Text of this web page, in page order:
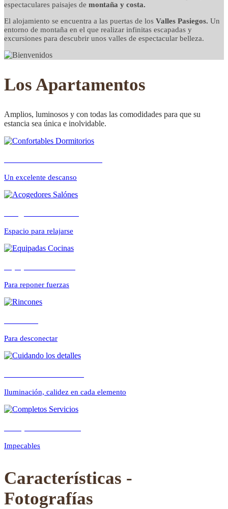
CONFORTABLE
ambientes cálidos y
relajados
Previous Next
espectaculares paisajes de montaña y costa.
El alojamiento se encuentra a las puertas de los Valles Pasiegos. Un
entorno de montaña en el que realizar infinitas escapadas y
excursiones para descubrir unos valles de espectacular belleza.
Los Apartamentos
Amplios, luminosos y con todas las comodidades para que su
estancia sea única e inolvidable.
Un excelente descanso
Espacio para relajarse
Para reponer fuerzas
Para desconectar
Iluminación, calidez en cada elemento
Impecables
Características -
Fotografías